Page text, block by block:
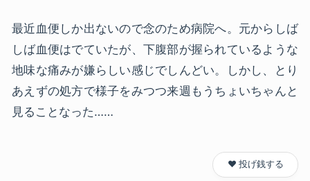
最近血便しか出ないので念のため病院へ。元からしば
しば血便はでていたが、下腹部が握られているような
地味な痛みが嫌らしい感じでしんどい。しかし、とり
あえずの処方で様子をみつつ来週もうちょいちゃんと
見ることなった……
❤️ 投げ銭する